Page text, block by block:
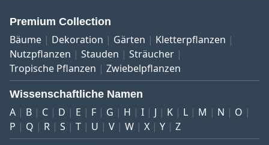
Premium Collection
Bäume Dekoration Gärten
Kletterpflanzen
Nutzpflanzen
Stauden
Sträucher
Tropische Pflanzen
Zwiebelpflanzen
Wissenschaftliche Namen
A B C D E F G H I J K L M N
O
P
Q R S T U V W X Y Z